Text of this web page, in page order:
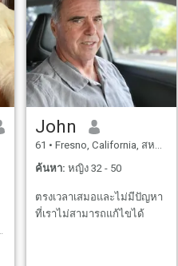
John
61 • Fresno, California, สหรัฐอเมริกา
ค้นหา: หญิง 32 - 50
ตรงเวลาเสมอและไม่มีปัญหา
ที่เราไม่สามารถแก้ไขได้